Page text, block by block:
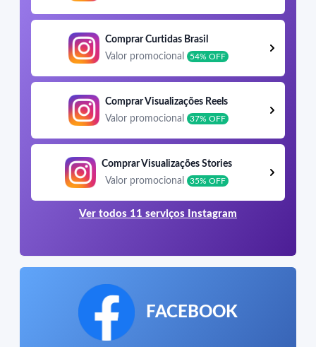
Comprar Curtidas Brasil
Valor promocional
54% OFF
Comprar Visualizações Reels
Valor promocional
37% OFF
Comprar Visualizações Stories
Valor promocional
35% OFF
Ver todos 11 serviços Instagram
FACEBOOK